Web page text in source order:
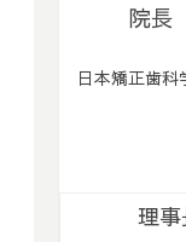
院
日本矯正歯
理